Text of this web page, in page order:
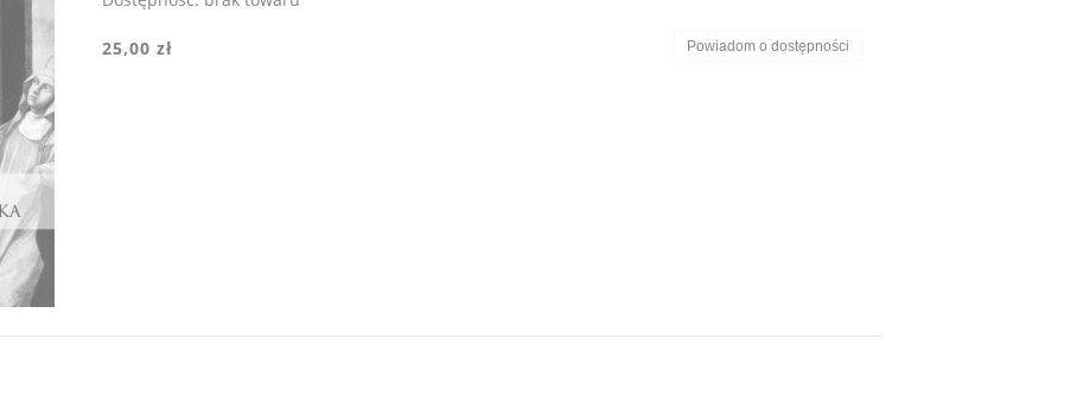
25,00 zł Powiadom o dostępności